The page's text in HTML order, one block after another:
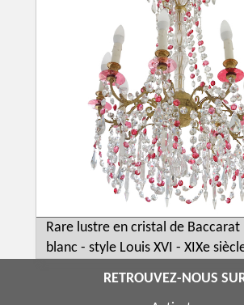
Rare lustre en cristal de
blanc - style Louis XVI - XIXe
RETROUVEZ-NOUS